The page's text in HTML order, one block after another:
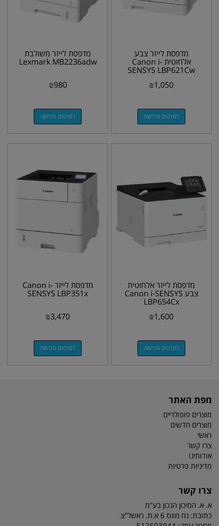
מדפסת לייזר צבע
אלחוטית Canon i-
SENSYS LBP621Cw
₪1,050
לפרטים ורכישה
מדפסת לייזר משולבת
Lexmark MB2236adw
₪980
לפרטים ורכישה
מדפסת לייזר אלחוטית
צבע Canon i-SENSYS
LBP654Cx
₪1,600
לפרטים ורכישה
מדפסת לייזר Canon i-
SENSYS LBP351x
₪3,470
לפרטים ורכישה
מפת האתר
מוצרים פופולריים
מוצרים חדשים
ראשי
צרו קשר
אודותינו
מדיניות פרטיות
צרו קשר
א. א. המיכון הנכון בע"מ
כתובת: נח מוזס 6 א.ת. ראשל"צ